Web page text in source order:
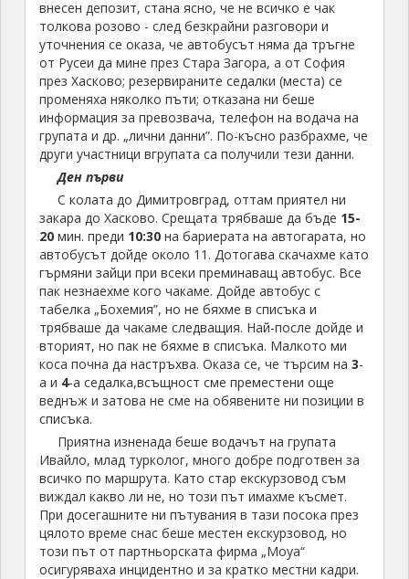
внесен депозит, стана ясно, че не всичко е чак
толкова розово - след безкрайни разговори и
уточнения се оказа, че автобусът няма да тръгне
от Русеи да мине през Стара Загора, а от София
през Хасково; резервираните седалки (места) се
променяха няколко пъти; отказана ни беше
информация за превозвача, телефон на водача на
групата и др. „лични данни”. По-късно разбрахме, че
други участници вгрупата са получили тези данни.
Ден първи
С колата до Димитровград, оттам приятел ни
закара до Хасково. Срещата трябваше да бъде 15-
20мин. преди 10:30на бариерата на автогарата, но
автобусът дойде около 11. Дотогава скачахме като
гърмяни зайци при всеки преминаващ автобус. Все
пак незнаехме кого чакаме. Дойде автобус с
табелка „Бохемия”, но не бяхме в списъка и
трябваше да чакаме следващия. Най-после дойде и
вторият, но пак не бяхме в списъка. Малкото ми
коса почна да настръхва. Оказа се, че търсим на 3-
а и 4-а седалка,всъщност сме преместени още
веднъж и затова не сме на обявените ни позиции в
списъка.
Приятна изненада беше водачът на групата
Ивайло, млад турколог, много добре подготвен за
всичко по маршрута. Като стар екскурзовод съм
виждал какво ли не, но този път имахме късмет.
При досегашните ни пътувания в тази посока през
цялото време снас беше местен екскурзовод, но
този път от партньорската фирма „Moya“
осигуряваха инцидентно и за кратко местни кадри.